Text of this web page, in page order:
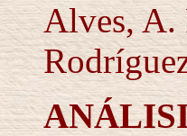
Alves, A.